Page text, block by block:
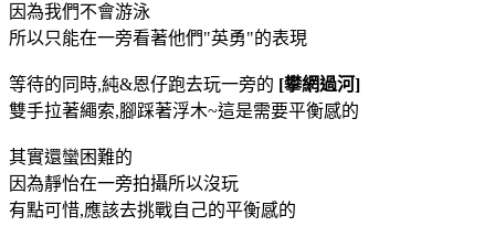
因為我們不會游泳
所以只能在一旁看著他們"英勇"的表現
等待的同時,純&恩仔跑去玩一旁的 [攀網過河]
雙手拉著繩索,腳踩著浮木~這是需要平衡感的
其實還蠻困難的
因為靜怡在一旁拍攝所以沒玩
有點可惜,應該去挑戰自己的平衡感的